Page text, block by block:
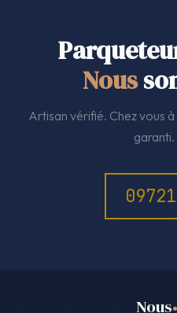
Nous
Artisan vérifié. Chez vous
Nous